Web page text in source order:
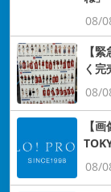
08/
【
く完
08/
【
08/